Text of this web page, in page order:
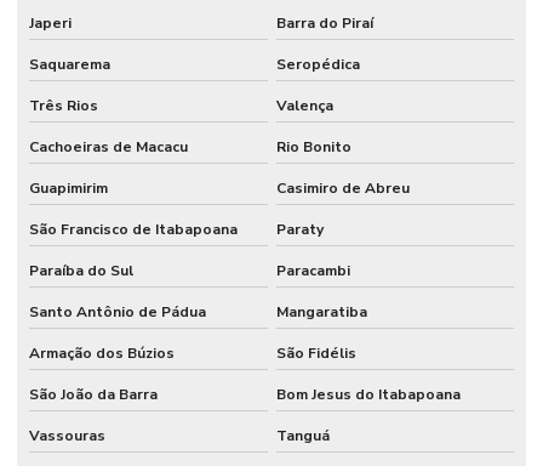
Controle de acesso biométrico para portas
Controle de acesso em condomínios residenciais
Controle de acesso control id
Controle de acesso control id manual
Controle de acesso dahua
Controle de acesso para estacionamento
Controle de acesso garagem
Controle de acesso garagem condomínio
Controle de acesso henry
Japeri Barra do Piraí
Saquarema Seropédica
Três Rios Valença
Cachoeiras de Macacu Rio Bonito
Guapimirim Casimiro de Abreu
São Francisco de Itabapoana Paraty
Paraíba do Sul Paracambi
Santo Antônio de Pádua Mangaratiba
Armação dos Búzios São Fidélis
São João da Barra Bom Jesus do Itabapoana
Vassouras Tanguá